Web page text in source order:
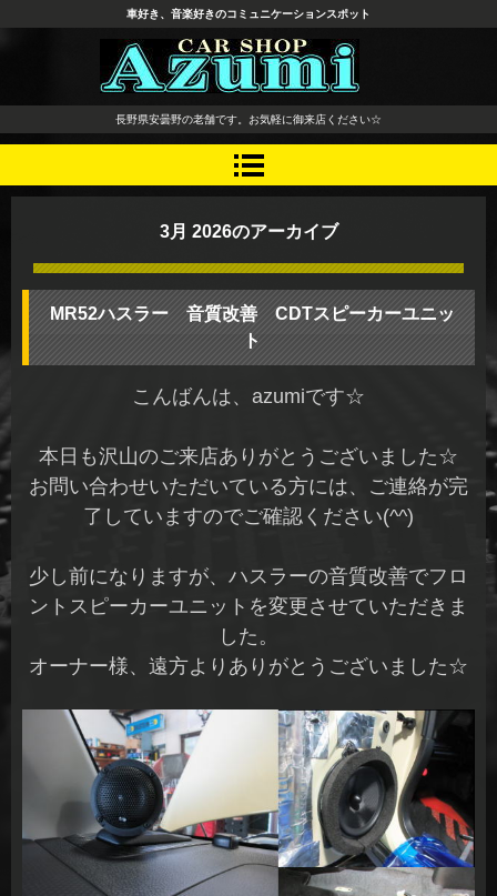
長野県 安曇野市 タイヤ ホ
イール デッドニング カーオ
ーディオ レカロシート
車好き、音楽好きのコミュニケーションスポット
長野県安曇野の老舗です。お気軽に御来店ください☆
3月 2026のアーカイブ
MR52ハスラー 音質改善 CDTスピーカーユニッ
ト
こんばんは、azumiです☆
本日も沢山のご来店ありがとうございました☆
お問い合わせいただいている方には、ご連絡が完
了していますのでご確認ください(^^)
少し前になりますが、ハスラーの音質改善でフロ
ントスピーカーユニットを変更させていただきま
した。
オーナー様、遠方よりありがとうございました☆